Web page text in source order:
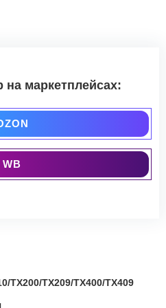
на маркетплейсах:
WB
TX200/TX209/TX400/TX409